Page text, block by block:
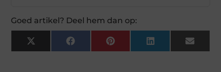
Goed artikel? Deel hem dan op:
X
(Twitter)
Facebook Pinterest LinkedIn Email